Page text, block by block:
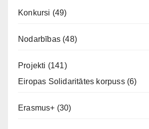
Konkursi (49)
Nodarbības (48)
Projekti (141)
Eiropas Solidaritātes korpuss(6)
Erasmus+ (30)